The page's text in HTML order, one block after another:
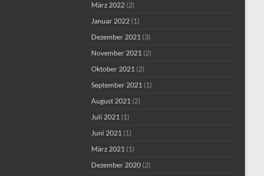
März 2022 (2)
Januar 2022 (1)
Dezember 2021 (3)
November 2021 (2)
Oktober 2021 (2)
September 2021 (1)
August 2021 (2)
Juli 2021 (1)
Juni 2021 (1)
März 2021 (1)
Dezember 2020 (2)